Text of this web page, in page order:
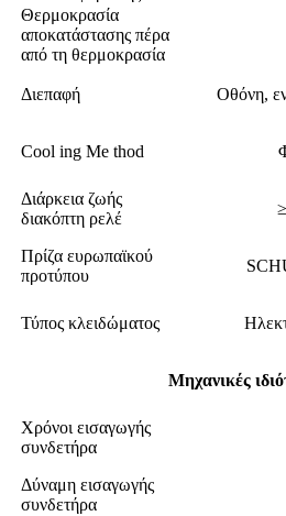
Θερμοκρασία
αποκατάστασης πέρα ​​
από τη θερμοκρασία
Διεπαφή Οθόνη,
Cool ing Me thod
Διάρκεια ζωής
διακόπτη ρελέ
Πρίζα ευρωπαϊκού
προτύπου
Τύπος κλειδώματος
Μηχανικές
Χρόνοι εισαγωγής
συνδετήρα
Δύναμη εισαγωγής
συνδετήρα